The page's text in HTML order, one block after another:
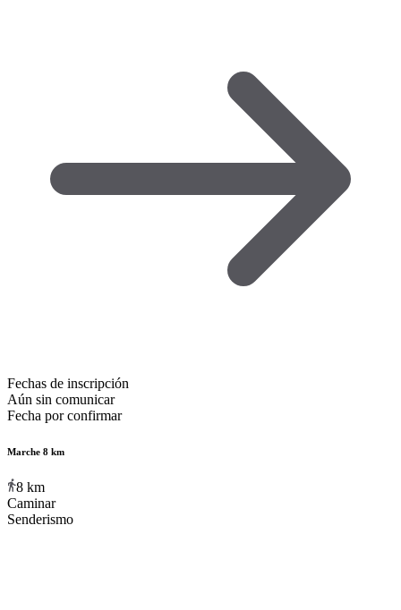
Fechas de inscripción
Aún sin comunicar
Fecha por confirmar
Marche 8 km
8 km
Caminar
Senderismo